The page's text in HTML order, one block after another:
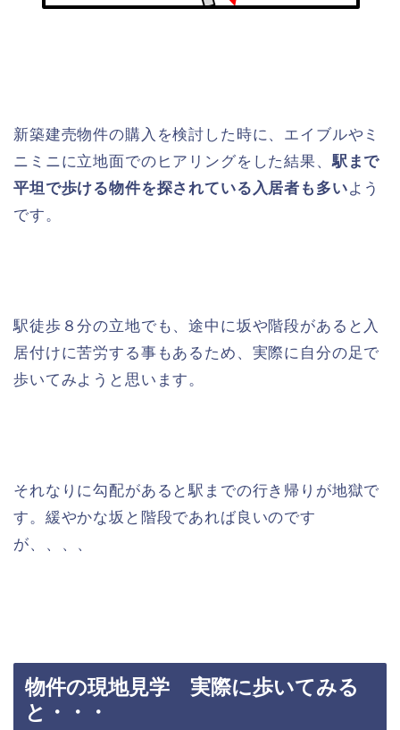
新築建売物件の購入を検討した時に、エイブルやミ
ニミニに立地面でのヒアリングをした結果、駅まで
平坦で歩ける物件を探されている入居者も多いよう
です。
駅徒歩８分の立地でも、途中に坂や階段があると入
居付けに苦労する事もあるため、実際に自分の足で
歩いてみようと思います。
それなりに勾配があると駅までの行き帰りが地獄で
す。緩やかな坂と階段であれば良いのです
が、、、、
物件の現地見学 実際に歩いてみる
と・・・